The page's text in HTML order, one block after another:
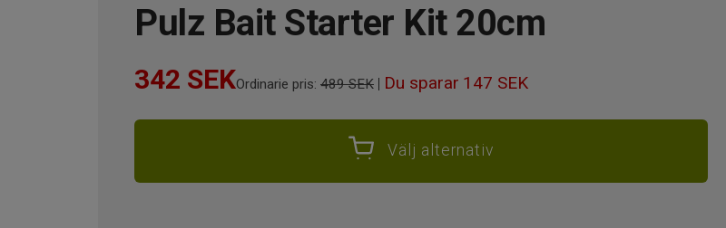
Pulz Bait Starter Kit 20cm
342 SEKOrdinarie pris: 489 SEK | Du sparar 147 SEK
Välj alternativ